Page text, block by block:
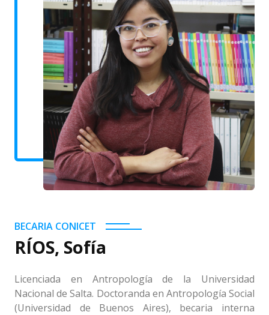
BECARIA CONICET
RÍOS, Sofía
Licenciada en Antropología de la Universidad
Nacional de Salta. Doctoranda en Antropología Social
(Universidad de Buenos Aires), becaria interna